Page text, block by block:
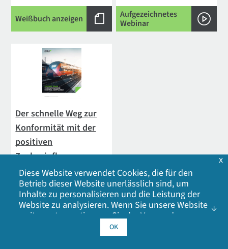
Weißbuch anzeigen
Aufgezeichnetes
Webinar
Der schnelle Weg zur
Konformität mit der
positiven
Zugbeeinflussung
Weißbuch
Die wachsende Rolle von
Mobilfunk bei der Erfüllung
des PTC-Mandats
Diese Website verwendet Cookies, die für den
Betrieb dieser Website unerlässlich sind, um
Inhalte zu personalisieren und die Leistung der
Website zu analysieren. Wenn Sie unsere Website
weiter nutzen, stimmen Sie der Verwendung
unserer Cookies zu. Klicken Sie auf OK, um Ihr
Einverständnis mit unsererCookie-Richtlinie
OK
x